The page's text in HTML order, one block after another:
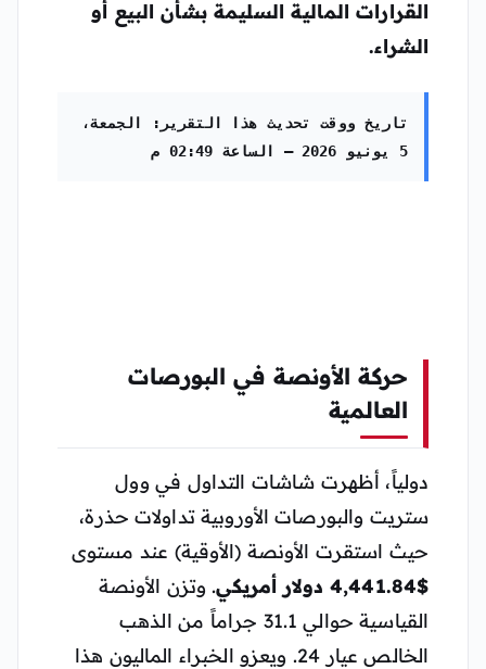
القرارات المالية السليمة بشأن البيع أو
الشراء.
تاريخ ووقت تحديث هذا التقرير: الجمعة،
5 يونيو 2026 – الساعة 02:49 م
حركة الأونصة في البورصات
العالمية
دولياً، أظهرت شاشات التداول في وول
ستريت والبورصات الأوروبية تداولات حذرة،
حيث استقرت الأونصة (الأوقية) عند مستوى
$4,441.84 دولار أمريكي
. وتزن الأونصة
القياسية حوالي 31.1 جراماً من الذهب
الخالص عيار 24. ويعزو الخبراء الماليون هذا